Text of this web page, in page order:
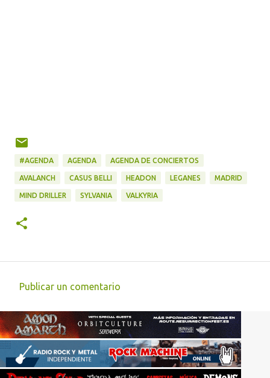
#AGENDA AGENDA AGENDA DE CONCIERTOS
AVALANCH CASUS BELLI HEADON LEGANES MADRID
MIND DRILLER SYLVANIA VALKYRIA
o
m
e
n
Publicar un comentario